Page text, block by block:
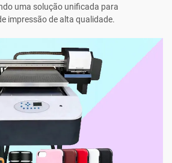
uma solução unificada para
impressão de alta qualidade.